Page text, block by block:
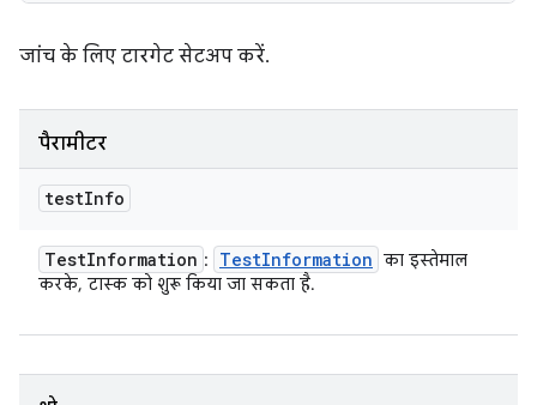
जांच के लिए टारगेट सेटअप करें.
पैरामीटर
testInfo
TestInformation : TestInformation का इस्तेमाल
करके, टास्क को शुरू किया जा सकता है.